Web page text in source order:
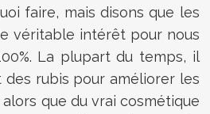
faire, mais disons que les
véritable intérêt pour nous
La plupart du temps, il
des rubis pour améliorer les
que du vrai cosmétique